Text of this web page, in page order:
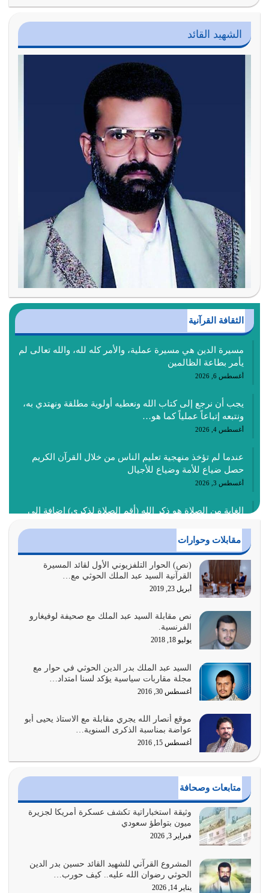
الشهيد القائد
الثقافة القرآنية
مسيرة الدين هي مسيرة عملية، والأمر كله لله، والله تعالى لم
يأمر بطاعة الظالمين
أغسطس 6, 2026
يجب أن نرجع إلى كتاب الله ونعطيه أولوية مطلقة ونهتدي به،
ونتبعه إتباعاً عملياً كما هو…
أغسطس 4, 2026
عندما لم تؤخذ منهجية تعليم الناس من خلال القرآن الكريم
حصل ضياع للأمة وضياع للأجيال
أغسطس 3, 2026
الغاية من الصلاة هو ذكر الله (أقم الصلاة لذكري) إضافة إلى
أغسطس 2, 2026
السبب الرئيسي لشقاء الأمة الابتعاد عن كتاب الله والتعدي
لحدود الله بالإضافات للدين
أغسطس 1, 2026
أبرز أسباب الشقاء هو الإعراض عن ذكر الله وعن هدى الله
المتمثل في القرآن الكريم
يوليو 31, 2026
أولياء الشيطان كلما كانوا أكثر ولاءً وطاعة للشيطان كلما كانوا
أكثر ضعفاً
يوليو 30, 2026
وعد الله تعالى من يُقتل في سبيله بالحياة الأبدية والرزق
والاستبشار والنجاة والخلود في…
يوليو 29, 2026
القرآن الكريم هو أهم مصدر لمعرفة رسول الله معرفة سيرته
معرفة شخصيته معرفة عظمته
يوليو 28, 2026
هل نحن من الصالحين؟ قيِّم نفسك هنا اترك القرآن على أصله
وأعرض نفسك، وأعرض ما لديك على…
يوليو 27, 2026
عندما يكون عدوك هو عدو الله معناه أن تكون نقاط الضعف
مقابلات وحوارات
(نص) الحوار التلفزيوني الأول لقائد المسيرة
القرآنية السيد عبد الملك الحوثي مع…
أبريل 23, 2019
نص مقابلة السيد عبد الملك مع صحيفة لوفيغارو
الفرنسية.
يوليو 18, 2018
السيد عبد الملك بدر الدين الحوثي في حوار مع
مجلة مقاربات سياسية يؤكد لسنا امتداد…
أغسطس 30, 2016
موقع أنصار الله يجري مقابلة مع الاستاذ يحيى أبو
عواضة بمناسبة الذكرى السنوية…
أغسطس 15, 2016
متابعات وصحافة
وثيقة استخباراتية تكشف عسكرة أمريكا لجزيرة
ميون بتواطؤ سعودي
فبراير 3, 2026
المشروع القرآني للشهيد القائد حسين بدر الدين
الحوثي رضوان الله عليه.. كيف حورب…
يناير 14, 2026